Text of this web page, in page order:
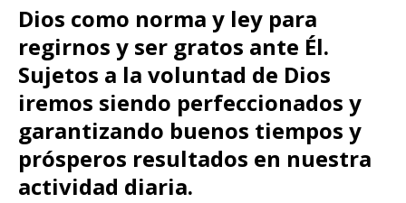
Dios como norma y ley para
regirnos y ser gratos ante Él.
Sujetos a la voluntad de Dios
iremos siendo perfeccionados y
garantizando buenos tiempos y
prósperos resultados en nuestra
actividad diaria.